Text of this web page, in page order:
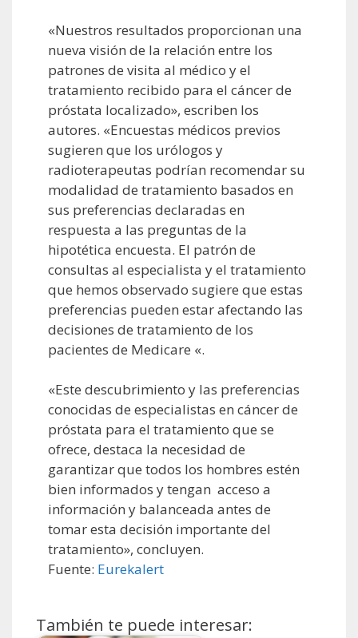
«Nuestros resultados proporcionan una
nueva visión de la relación entre los
patrones de visita al médico y el
tratamiento recibido para el cáncer de
próstata localizado», escriben los
autores. «Encuestas médicos previos
sugieren que los urólogos y
radioterapeutas podrían recomendar su
modalidad de tratamiento basados en
sus preferencias declaradas en
respuesta a las preguntas de la
hipotética encuesta. El patrón de
consultas al especialista y el tratamiento
que hemos observado sugiere que estas
preferencias pueden estar afectando las
decisiones de tratamiento de los
pacientes de Medicare «.
«Este descubrimiento y las preferencias
conocidas de especialistas en cáncer de
próstata para el tratamiento que se
ofrece, destaca la necesidad de
garantizar que todos los hombres estén
bien informados y tengan acceso a
información y balanceada antes de
tomar esta decisión importante del
tratamiento», concluyen.
Fuente: Eurekalert
También te puede interesar: